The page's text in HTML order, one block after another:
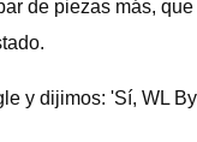
de piezas más,
y dijimos: 'Sí, WL